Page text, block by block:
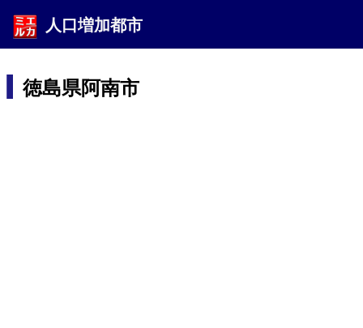
人口増加都市
徳島県阿南市